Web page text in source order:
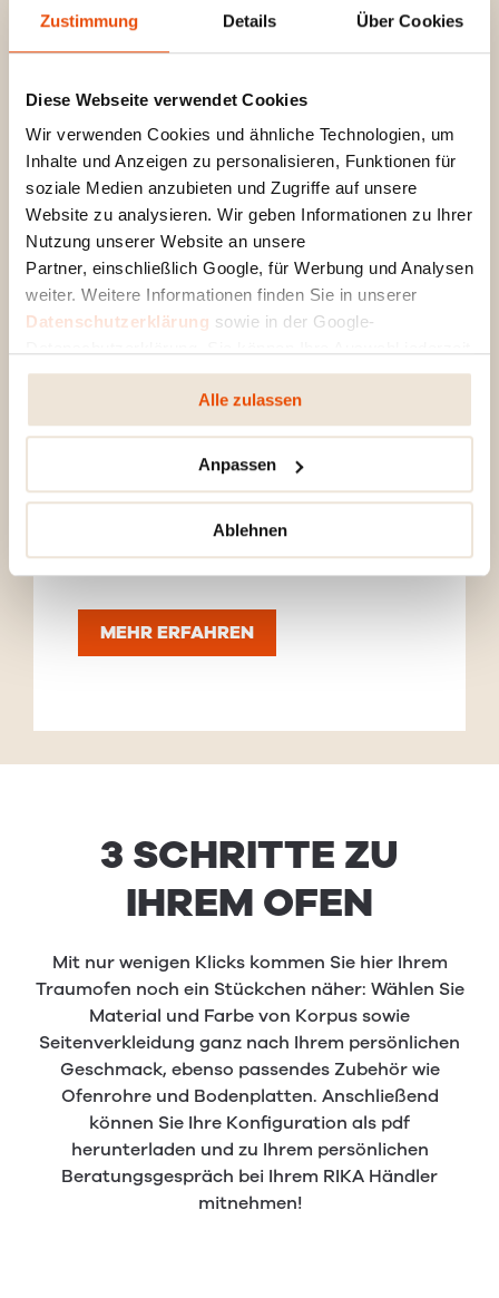
Zustimmung Details Über Cookies
Diese Webseite verwendet Cookies
Wir verwenden Cookies und ähnliche Technologien, um
Inhalte und Anzeigen zu personalisieren, Funktionen für
soziale Medien anzubieten und Zugriffe auf unsere
Website zu analysieren. Wir geben Informationen zu Ihrer
Nutzung unserer Website an unsere
Partner, einschließlich Google, für Werbung und Analysen
weiter. Weitere Informationen finden Sie in unserer
Datenschutzerklärung sowie in der Google-
ändern oder widerrufen.
Alle zulassen
Anpassen
Ablehnen
ROBAX NIGHTFLAME®
Im ausgeschalteten Zustand
reduziert ROBAX NightFlame® die
Einsicht in den Brennraum und
sorgt damit für eine stets elegante
Optik.
MEHR ERFAHREN
3 SCHRITTE ZU
IHREM OFEN
Mit nur wenigen Klicks kommen Sie hier Ihrem
Traumofen noch ein Stückchen näher: Wählen Sie
Material und Farbe von Korpus sowie
Seitenverkleidung ganz nach Ihrem persönlichen
Geschmack, ebenso passendes Zubehör wie
Ofenrohre und Bodenplatten. Anschließend
können Sie Ihre Konfiguration als pdf
herunterladen und zu Ihrem persönlichen
Beratungsgespräch bei Ihrem RIKA Händler
mitnehmen!